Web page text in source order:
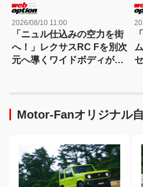
2026/08/10 11:00
「ニュル仕込みの空力を街
へ！」レクサスRC Fを別次
元へ導くワイドボディがカ
Motor-Fanオリジナル